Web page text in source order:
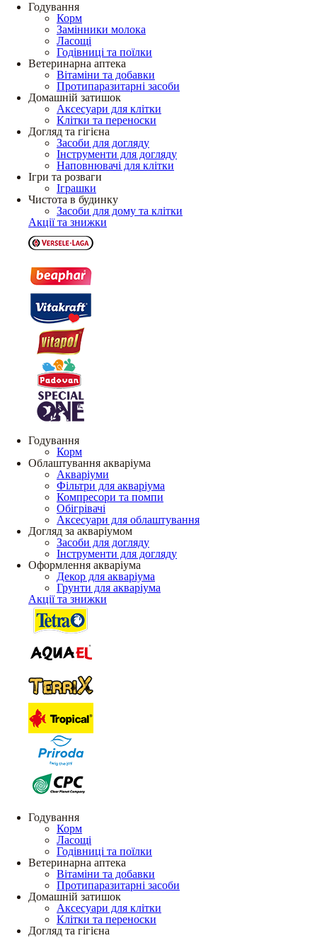
Годування
Корм
Замінники молока
Ласощі
Годівниці та поїлки
Ветеринарна аптека
Вітаміни та добавки
Протипаразитарні засоби
Домашній затишок
Аксесуари для клітки
Клітки та переноски
Догляд та гігієна
Засоби для догляду
Інструменти для догляду
Наповнювачі для клітки
Ігри та розваги
Іграшки
Чистота в будинку
Засоби для дому та клітки
Акції та знижки
Годування
Корм
Облаштування акваріума
Акваріуми
Фільтри для акваріума
Компресори та помпи
Обігрівачі
Аксесуари для облаштування
Догляд за акваріумом
Засоби для догляду
Інструменти для догляду
Оформлення акваріума
Декор для акваріума
Грунти для акваріума
Акції та знижки
Годування
Корм
Ласощі
Годівниці та поїлки
Ветеринарна аптека
Вітаміни та добавки
Протипаразитарні засоби
Домашній затишок
Аксесуари для клітки
Клітки та переноски
Догляд та гігієна